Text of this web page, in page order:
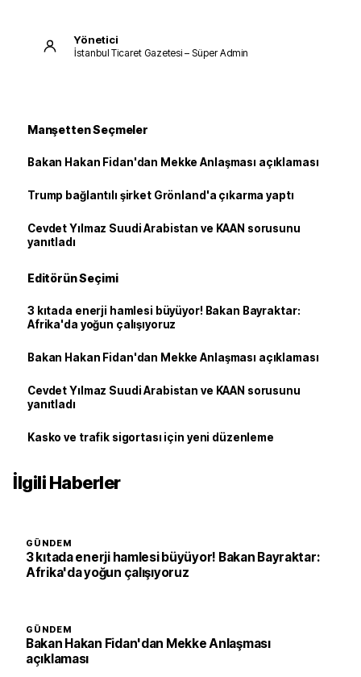
Yönetici
İstanbul Ticaret Gazetesi – Süper Admin
Manşetten Seçmeler
Bakan Hakan Fidan'dan Mekke Anlaşması açıklaması
Trump bağlantılı şirket Grönland'a çıkarma yaptı
Cevdet Yılmaz Suudi Arabistan ve KAAN sorusunu
yanıtladı
Editörün Seçimi
3 kıtada enerji hamlesi büyüyor! Bakan Bayraktar:
Afrika'da yoğun çalışıyoruz
Bakan Hakan Fidan'dan Mekke Anlaşması açıklaması
Cevdet Yılmaz Suudi Arabistan ve KAAN sorusunu
yanıtladı
Kasko ve trafik sigortası için yeni düzenleme
İlgili Haberler
GÜNDEM
3 kıtada enerji hamlesi büyüyor! Bakan Bayraktar:
Afrika'da yoğun çalışıyoruz
GÜNDEM
Bakan Hakan Fidan'dan Mekke Anlaşması
açıklaması